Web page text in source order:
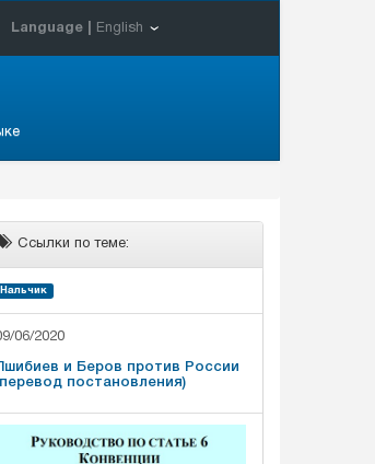
Language | English
Ссылки по теме:
Нальчик
06/2020
и Беров против России
постановления)